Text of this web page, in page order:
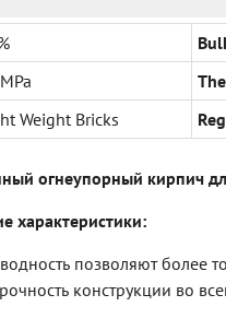
Weight Bricks
огнеупорный кирпич
характеристики:
позволяют более
конструкции во